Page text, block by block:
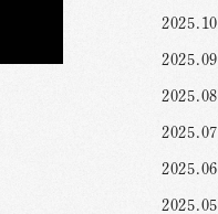
2025.10
2025.09
2025.08
2025.07
2025.06
2025.05